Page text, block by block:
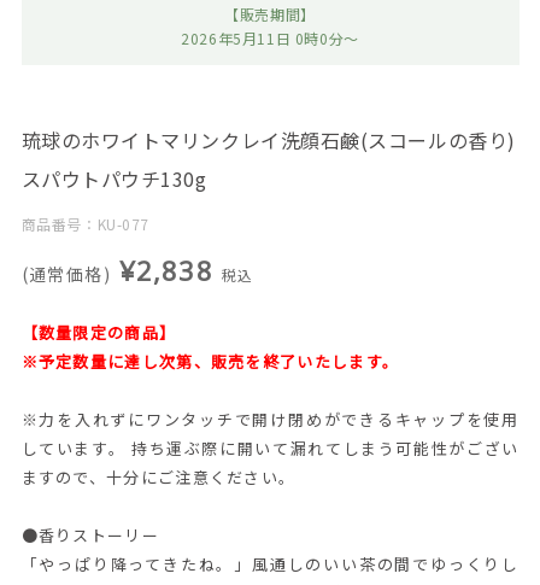
【販売期間】
2026年5月11日 0時0分～
琉球のホワイトマリンクレイ洗顔石鹸(スコールの香り)
スパウトパウチ130g
商品番号：KU-077
(通常価格) ¥2,838 税込
【数量限定の商品】
※予定数量に達し次第、販売を終了いたします。
※力を入れずにワンタッチで開け閉めができるキャップを使用
しています。 持ち運ぶ際に開いて漏れてしまう可能性がござい
ますので、十分にご注意ください。
●香りストーリー
「やっぱり降ってきたね。」風通しのいい茶の間でゆっくりし